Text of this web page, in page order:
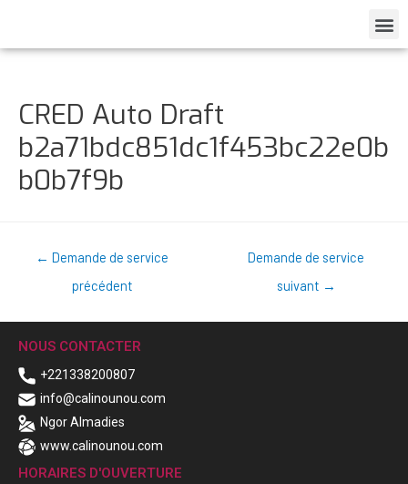
CRED Auto Draft
b2a71bdc851dc1f453bc22e0b
b0b7f9b
← Demande de service
précédent
Demande de service
suivant →
NOUS CONTACTER
+221338200807
info@calinounou.com
Ngor Almadies
www.calinounou.com
HORAIRES D'OUVERTURE